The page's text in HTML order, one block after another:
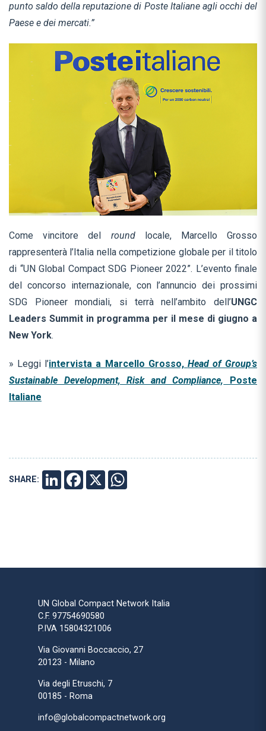
punto saldo della reputazione di Poste Italiane agli occhi del
Paese e dei mercati.”
Come vincitore del roundlocale, Marcello Grosso
rappresenterà l’Italia nella competizione globale per il titolo
di “UN Global Compact SDG Pioneer 2022”. L’evento finale
del concorso internazionale, con l’annuncio dei prossimi
SDG Pioneer mondiali, si terrà nell’ambito dell’UNGC
Leaders Summit in programma per il mese di giugno a
New York.
» Leggi l’intervista a Marcello Grosso, Head of Group’s
Sustainable Development, Risk and Compliance, Poste
Italiane
SHARE: LINKEDINFACEBOOK
X
UN Global Compact Network Italia
C.F. 97754690580
P.IVA 15804321006
Via Giovanni Boccaccio, 27
20123 - Milano
Via degli Etruschi, 7
00185 - Roma
info@globalcompactnetwork.org